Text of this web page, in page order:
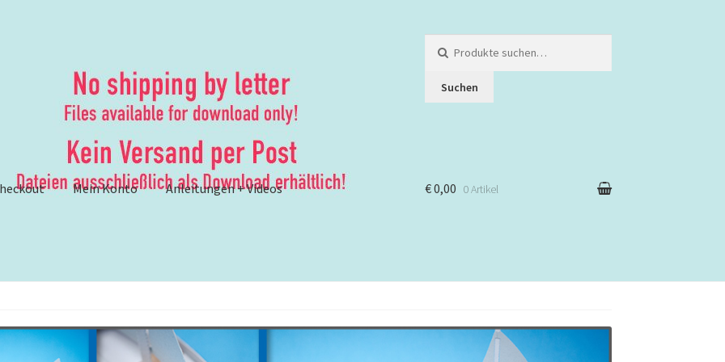
nach:
Suchen
Mein Konto Anleitungen + Videos
– Brother ScanNCut: Lösungsvorschläge
€ 0,00 0 Artikel